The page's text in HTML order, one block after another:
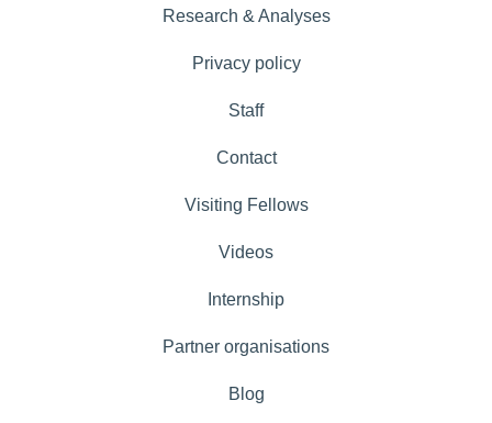
Research & Analyses
Privacy policy
Staff
Contact
Visiting Fellows
Videos
Internship
Partner organisations
Blog